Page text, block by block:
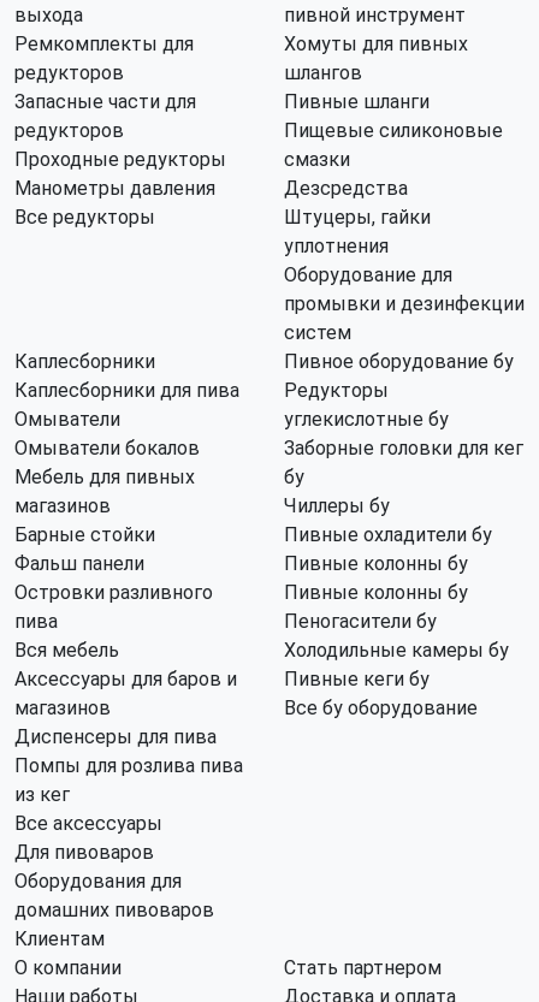
выхода
Ремкомплекты для
редукторов
Запасные части для
редукторов
Проходные редукторы
Манометры давления
Все редукторы
пивной инструмент
Хомуты для пивных
шлангов
Пивные шланги
Пищевые силиконовые
смазки
Дезсредства
Штуцеры, гайки
уплотнения
Оборудование для
промывки и дезинфекции
систем
Каплесборники
Каплесборники для пива
Омыватели
Омыватели бокалов
Мебель для пивных
магазинов
Барные стойки
Фальш панели
Островки разливного
пива
Вся мебель
Аксессуары для баров и
магазинов
Диспенсеры для пива
Помпы для розлива пива
из кег
Все аксессуары
Для пивоваров
Оборудования для
домашних пивоваров
Пивное оборудование бу
Редукторы
углекислотные бу
Заборные головки для кег
бу
Чиллеры бу
Пивные охладители бу
Пивные колонны бу
Пивные колонны бу
Пеногасители бу
Холодильные камеры бу
Пивные кеги бу
Все бу оборудование
Клиентам
О компании
Стать партнером
Наши работы
Доставка и оплата